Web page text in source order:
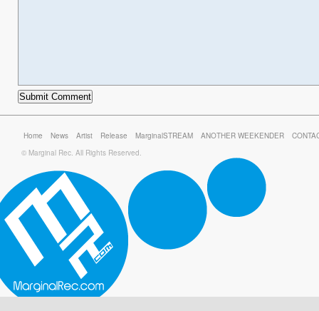
Home News Artist Release MarginalSTREAM ANOTHER WEEKENDER
© Marginal Rec. All Rights Reserved.